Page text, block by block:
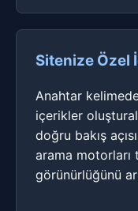
Sitenize Özel
Anahtar
içerikler
doğru bakış
arama motorları
görünürlüğünü